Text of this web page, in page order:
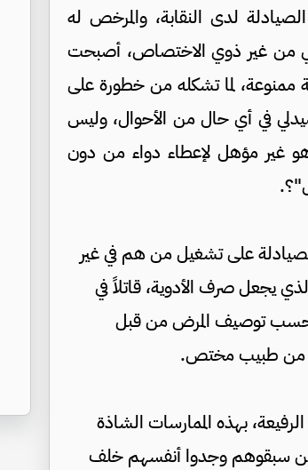
لدى النقابة، والمرخص له
من غير ذوي الاختصاص، أصبحت
ممنوعة، لما تشكله من خطورة على
في أي حال من الأحوال، وليس
غير مؤهل لإعطاء دواء من دون
على تشغيل من هم في غير
يجعل صرف الأدوية، قاتلاً في
حسب توصيف المرض من قبل
من طبيب مختص.
بهذه الممارسات الشاذة
فمن سبقوهم وجدوا أنفسهم خلف